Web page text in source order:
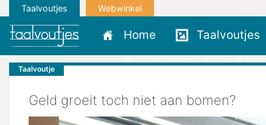
Taalvoutjes Webwinkel
Home Taalvoutjes
Grappigste taalvout 2025
Taalvoutje
Geld groeit toch niet aan bomen?